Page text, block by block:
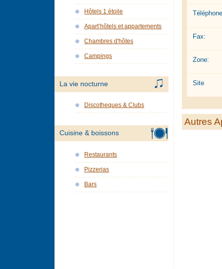
Fax:
Zone:
Site
Autres
Hôtels 1 étoile
Apart’hôtels et appartements
Chambres d'hôtes
Campings
La vie nocturne
Discotheques & Clubs
Cuisine & boissons
Restaurants
Pizzerias
Bars